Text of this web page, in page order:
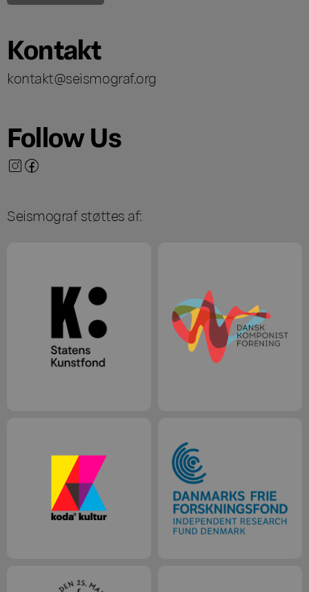
Kontakt
kontakt@seismograf.org
Follow Us
Seismograf støttes af: